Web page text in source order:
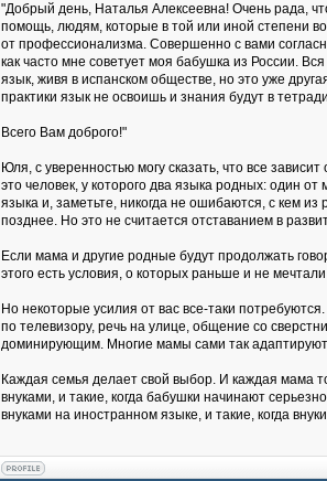
"Добрый день, Наталья Алексеевна! Очень рада,
помощь, людям, которые в той или иной степени
от профессионализма. Совершенно с вами
как часто мне советует моя бабушка из России.
язык, живя в испанском обществе, но это уже
практики язык не освоишь и знания будут в
Всего Вам доброго!"
Юля, с уверенностью могу сказать, что все
это человек, у которого два языка родных: один
языка и, заметьте, никогда не ошибаются, с кем из
позднее. Но это не считается отставанием в
Если мама и другие родные будут продолжать
этого есть условия, о которых раньше и не
Но некоторые усилия от вас все-таки
по телевизору, речь на улице, общение со
доминирующим. Многие мамы сами так
Каждая семья делает свой выбор. И каждая мама
внуками, и такие, когда бабушки начинают
внуками на иностранном языке, и такие, когда